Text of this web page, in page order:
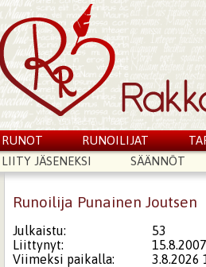
RUNOT RUNOILIJAT
LIITY JÄSENEKSI
SÄÄNNÖT
Runoilija Punainen Joutsen
Julkaistu:
53
Liittynyt:
15.8.2007
Viimeksi paikalla:
3.8.2026